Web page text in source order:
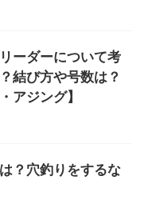
ーダーについて考
結び方や号数は？
アジング】
？穴釣りをするな